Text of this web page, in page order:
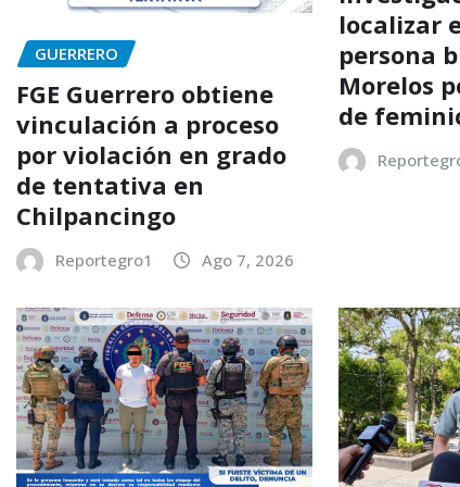
GUERRERO
FGE Guerrero obtiene
vinculación a proceso
por violación en grado
de tentativa en
Chilpancingo
Reportegro1 Ago 7, 2026
localizar
persona
Morelos
de